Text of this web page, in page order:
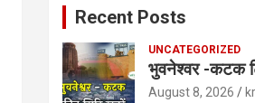
Recent Posts
UNCATEGORIZED
भुवनेश्वर -कटक
August 8, 2026